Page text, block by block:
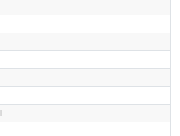
2022